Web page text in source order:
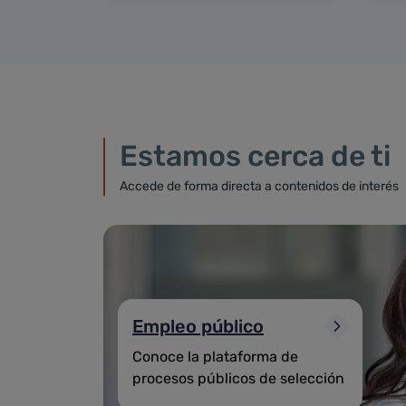
Estamos cerca de ti
Accede de forma directa a contenidos de interés
Empleo público
Conoce la plataforma de
procesos públicos de selección